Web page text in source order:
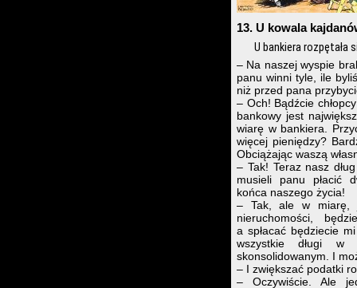
13. U kowala
U bankiera rozpętała
– Na naszej wyspie
panu winni tyle, ile
niż przed pana
– Och! Bądźcie
bankowy jest
wiarę w bankiera.
więcej pieniędzy?
Obciążając waszą
– Tak! Teraz nasz
musieli panu płacić
końca naszego życia!
– Tak, ale w miarę,
nieruchomości,
a spłacać będziecie
wszystkie długi
skonsolidowanym. I
– I zwiększać podatki
– Oczywiście. Ale